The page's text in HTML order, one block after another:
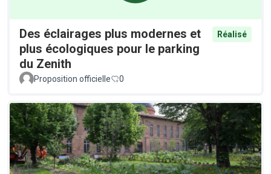
Des éclairages plus modernes et
plus écologiques pour le parking
du Zenith
Réalisé
Proposition officielle 0